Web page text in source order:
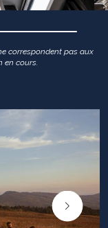
correspondent pas aux
en cours.